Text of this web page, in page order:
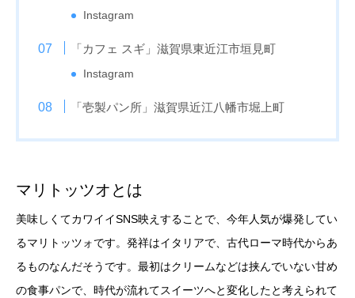
Instagram
「カフェ スギ」滋賀県東近江市垣見町
Instagram
「壱製パン所」滋賀県近江八幡市堀上町
マリトッツオとは
美味しくてカワイイSNS映えすることで、今年人気が爆発してい
るマリトッツォです。発祥はイタリアで、古代ローマ時代からあ
るものなんだそうです。最初はクリームなどは挟んでいない甘め
の食事パンで、時代が流れてスイーツへと変化したと考えられて